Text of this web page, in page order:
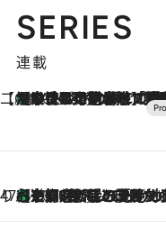
SERIES
連載
【CREA×星野リゾート】唯一無二。癒しと発見が待
2026.8.7
【トンボの足水浴】ヒノキの香りに包まれて涼感マックス！約13℃の湧水かけ流しを避暑地「星野温泉 トンボ
47都道府県の手みやげ ひんやりスイーツで夏を満喫
2026.8.7
【京都府】この夏絶対食べたい 冷やしておいしいおやつ3選 ひと口目から心を掴む新緑の